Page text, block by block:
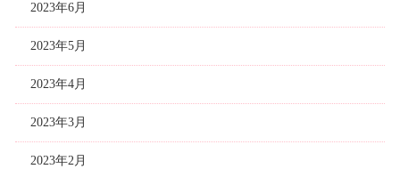
2023年6月
2023年5月
2023年4月
2023年3月
2023年2月